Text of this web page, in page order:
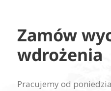
Zamów
wdrożenia
Pracujemy od